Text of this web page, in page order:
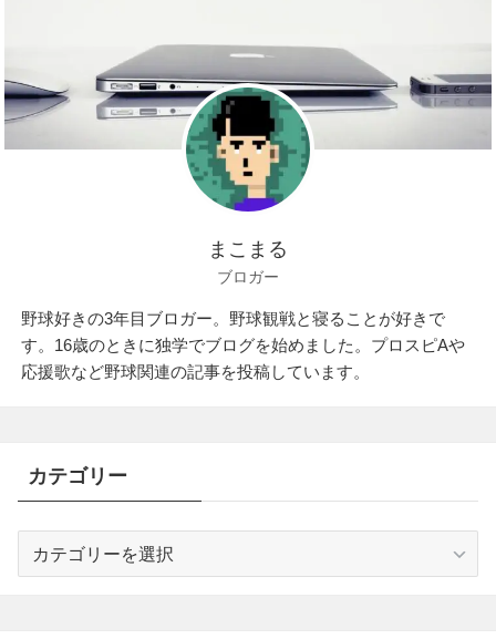
まこまる
ブロガー
野球好きの3年目ブロガー。野球観戦と寝ることが好きで
す。16歳のときに独学でブログを始めました。プロスピAや
応援歌など野球関連の記事を投稿しています。
カテゴリー